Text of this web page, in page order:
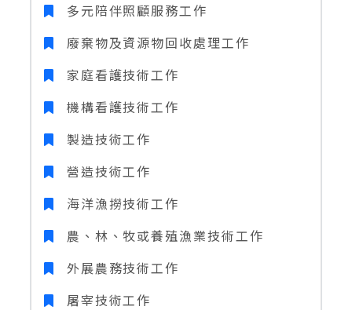
多元陪伴照顧服務工作
廢棄物及資源物回收處理工作
家庭看護技術工作
機構看護技術工作
製造技術工作
營造技術工作
海洋漁撈技術工作
農、林、牧或養殖漁業技術工作
外展農務技術工作
屠宰技術工作